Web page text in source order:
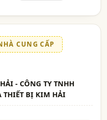
CUNG CẤP
- CÔNG TY TNHH
THIẾT BỊ KIM HẢI